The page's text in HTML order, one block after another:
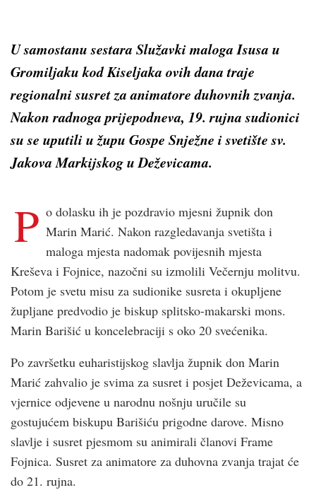
U samostanu sestara Služavki maloga Isusa u
Gromiljaku kod Kiseljaka ovih dana traje
regionalni susret za animatore duhovnih zvanja.
Nakon radnoga prijepodneva, 19. rujna sudionici
su se uputili u župu Gospe Snježne i svetište sv.
Jakova Markijskog u Deževicama.
P o dolasku ih je pozdravio mjesni župnik don
Marin Marić. Nakon razgledavanja svetišta i
maloga mjesta nadomak povijesnih mjesta
Kreševa i Fojnice, nazočni su izmolili Večernju molitvu.
Potom je svetu misu za sudionike susreta i okupljene
župljane predvodio je biskup splitsko-makarski mons.
Marin Barišić u koncelebraciji s oko 20 svećenika.
Po završetku euharistijskog slavlja župnik don Marin
Marić zahvalio je svima za susret i posjet Deževicama, a
vjernice odjevene u narodnu nošnju uručile su
gostujućem biskupu Barišiću prigodne darove. Misno
slavlje i susret pjesmom su animirali članovi Frame
Fojnica. Susret za animatore za duhovna zvanja trajat će
do 21. rujna.